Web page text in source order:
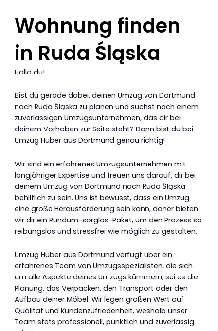
Wohnung finden
in Ruda Śląska
Hallo du!
Bist du gerade dabei, deinen Umzug von Dortmund
nach Ruda Śląska zu planen und suchst nach einem
zuverlässigen Umzugsunternehmen, das dir bei
deinem Vorhaben zur Seite steht? Dann bist du bei
Umzug Huber aus Dortmund genau richtig!
Wir sind ein erfahrenes Umzugsunternehmen mit
langjähriger Expertise und freuen uns darauf, dir bei
deinem Umzug von Dortmund nach Ruda Śląska
behilflich zu sein. Uns ist bewusst, dass ein Umzug
eine große Herausforderung sein kann, daher bieten
wir dir ein Rundum-sorglos-Paket, um den Prozess so
reibungslos und stressfrei wie möglich zu gestalten.
Umzug Huber aus Dortmund verfügt über ein
erfahrenes Team von Umzugsspezialisten, die sich
um alle Aspekte deines Umzugs kümmern, sei es die
Planung, das Verpacken, den Transport oder den
Aufbau deiner Möbel. Wir legen großen Wert auf
Qualität und Kundenzufriedenheit, weshalb unser
Team stets professionell, pünktlich und zuverlässig